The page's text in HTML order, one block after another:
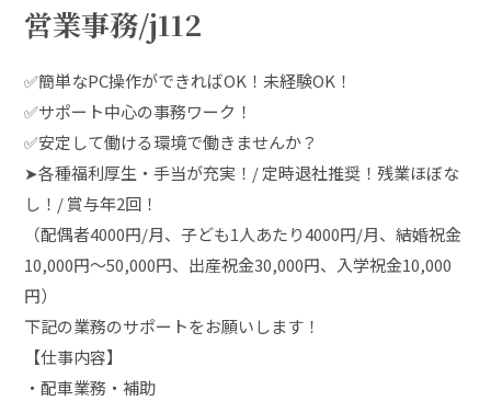
営業事務/j112
✅簡単なPC操作ができればOK！未経験OK！
✅サポート中心の事務ワーク！
✅安定して働ける環境で働きませんか？
➤各種福利厚生・手当が充実！/ 定時退社推奨！残業ほぼな
し！/ 賞与年2回！
（配偶者4000円/月、子ども1人あたり4000円/月、結婚祝金
10,000円～50,000円、出産祝金30,000円、入学祝金10,000
円）
下記の業務のサポートをお願いします！
【仕事内容】
・配車業務・補助